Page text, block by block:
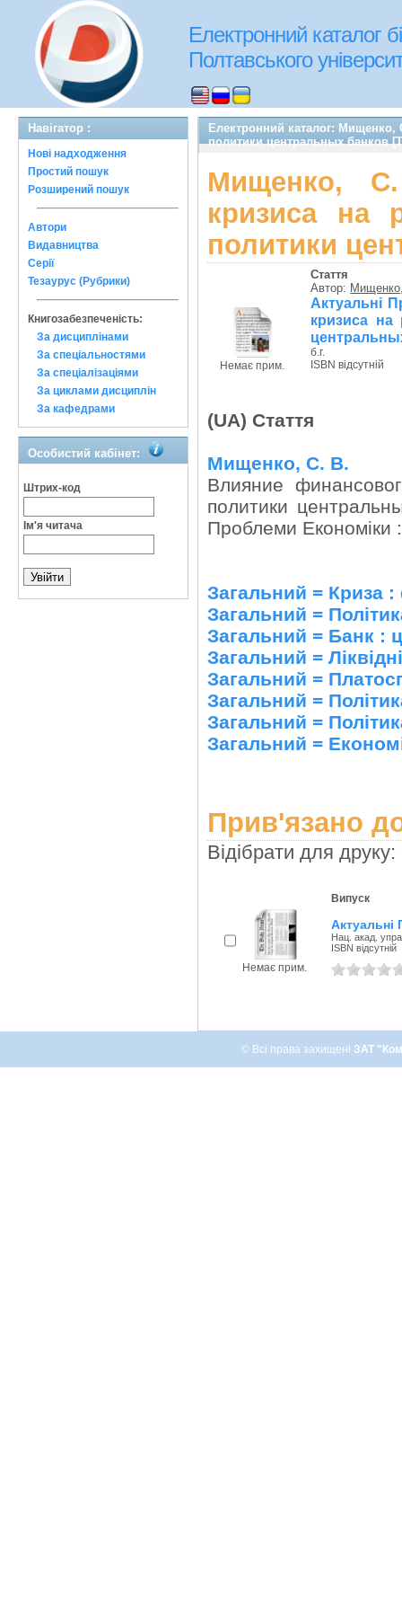
Електронний каталог
Полтавського
Навігатор :
Нові надходження
Простий пошук
Розширений пошук
Автори
Видавництва
Серії
Тезаурус (Рубрики)
Книгозабезпеченість:
За дисциплінами
За спеціальностями
За спеціалізаціями
За циклами дисциплін
За кафедрами
Особистий кабінет:
Штрих-код
Ім'я читача
Електронний каталог:
политики центральных банков
Мищенко,
кризиса на
политики
Немає прим.
Стаття
Автор:
Актуальні
кризиса на
б.г.
ISBN відсутній
(UA) Стаття
Мищенко, С. В.
Влияние
политики
Проблеми
Загальний = Криза :
Загальний =
Загальний = Банк :
Загальний =
Загальний =
Загальний =
Загальний =
Загальний =
Прив'язано
Відібрати для друку:
Немає прим.
Випуск
Актуальні
Нац. акад.
ISBN відсутній
© Всі права захищені ЗАТ